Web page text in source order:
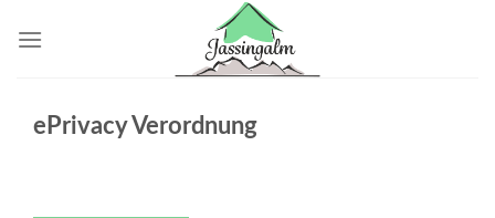
ePrivacy Verordnung